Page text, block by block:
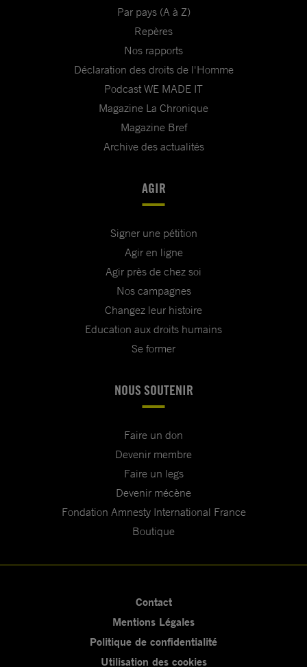
Par pays (A à Z)
Repères
Nos rapports
Déclaration des droits de l'Homme
Podcast WE MADE IT
Magazine La Chronique
Magazine Bref
Archive des actualités
AGIR
Signer une pétition
Agir en ligne
Agir près de chez soi
Nos campagnes
Changez leur histoire
Education aux droits humains
Se former
NOUS SOUTENIR
Faire un don
Devenir membre
Faire un legs
Devenir mécène
Fondation Amnesty International France
Boutique
Contact
Mentions Légales
Politique de confidentialité
Utilisation des cookies